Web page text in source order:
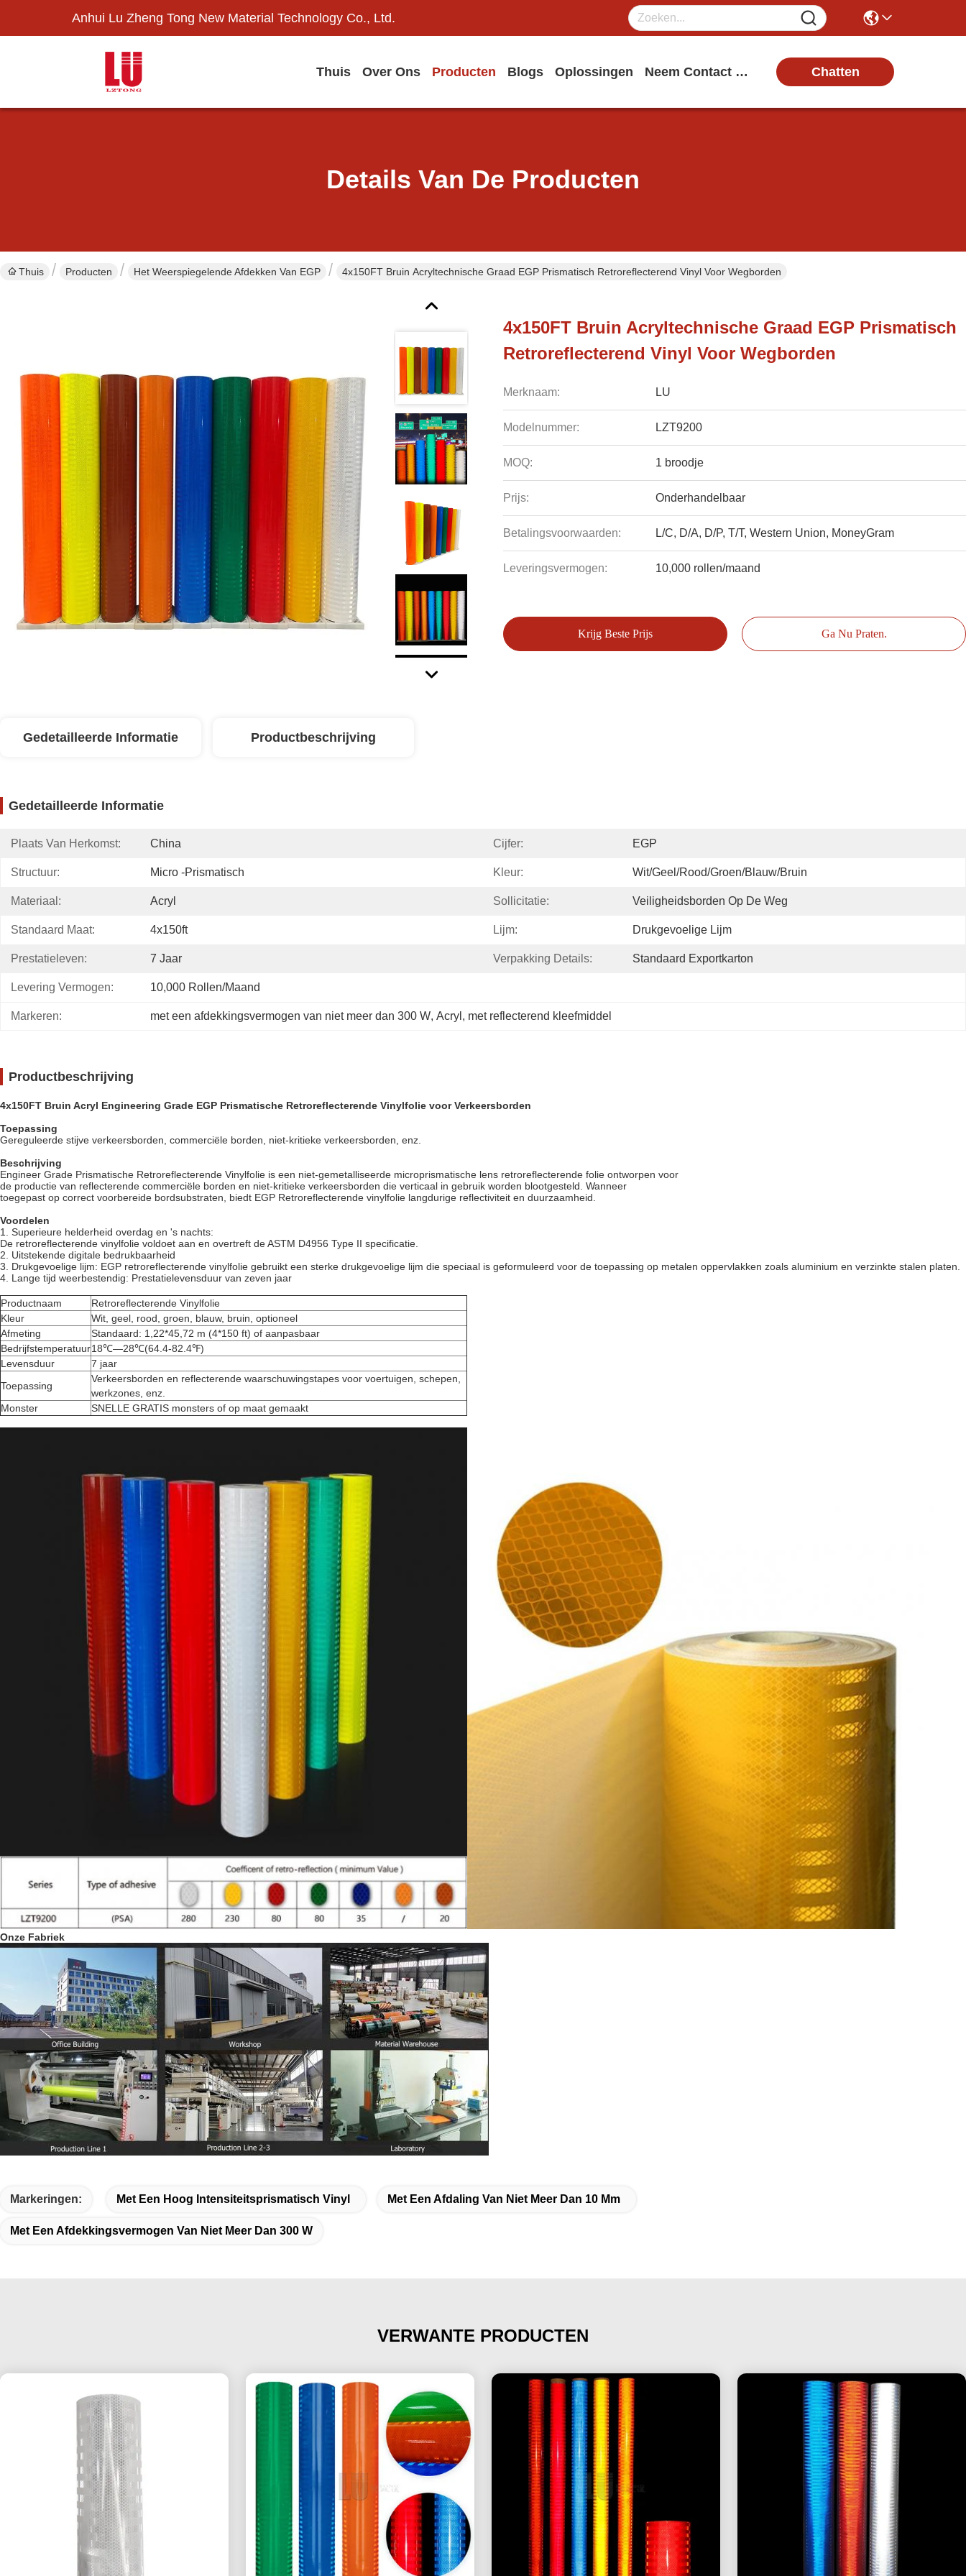
Anhui Lu Zheng Tong New Material Technology Co., Ltd.
Thuis Over Ons Producten Blogs Oplossingen Neem Contact Met Ons Op Chatten
Details Van De Producten
Thuis Producten Het Weerspiegelende Afdekken Van EGP 4x150FT Bruin Acryltechnische Graad EGP Prismatisch Retroreflecterend Vinyl Voor Wegborden
4x150FT Bruin Acryltechnische Graad EGP Prismatisch
Retroreflecterend Vinyl Voor Wegborden
Merknaam: LU
Modelnummer: LZT9200
MOQ: 1 broodje
Prijs: Onderhandelbaar
Betalingsvoorwaarden: L/C, D/A, D/P, T/T, Western Union, MoneyGram
Leveringsvermogen: 10,000 rollen/maand
Krijg Beste Prijs Ga Nu Praten.
Gedetailleerde Informatie Productbeschrijving
Gedetailleerde Informatie
Plaats Van Herkomst: China Cijfer: EGP
Structuur: Micro -prismatisch Kleur: Wit/geel/rood/groen/blauw/bruin
Materiaal: Acryl Sollicitatie: Veiligheidsborden Op De Weg
Standaard Maat: 4x150ft Lijm: Drukgevoelige Lijm
Prestatieleven: 7 Jaar Verpakking Details: Standaard Exportkarton
Levering Vermogen: 10,000 Rollen/maand
Markeren: met een afdekkingsvermogen van niet meer dan 300 W, Acryl , met reflecterend kleefmiddel
Productbeschrijving
4x150FT Bruin Acryl Engineering Grade EGP Prismatische Retroreflecterende Vinylfolie voor Verkeersborden
Toepassing
Gereguleerde stijve verkeersborden, commerciële borden, niet-kritieke verkeersborden, enz.
Beschrijving
Engineer Grade Prismatische Retroreflecterende Vinylfolie is een niet-gemetalliseerde microprismatische lens retroreflecterende folie ontworpen voor
de productie van reflecterende commerciële borden en niet-kritieke verkeersborden die verticaal in gebruik worden blootgesteld. Wanneer
toegepast op correct voorbereide bordsubstraten, biedt EGP Retroreflecterende vinylfolie langdurige reflectiviteit en duurzaamheid.
Voordelen
1. Superieure helderheid overdag en 's nachts:
De retroreflecterende vinylfolie voldoet aan en overtreft de ASTM D4956 Type II specificatie.
2. Uitstekende digitale bedrukbaarheid
3. Drukgevoelige lijm: EGP retroreflecterende vinylfolie gebruikt een sterke drukgevoelige lijm die speciaal is geformuleerd voor de toepassing op metalen oppervlakken zoals aluminium en verzinkte stalen platen.
4. Lange tijd weerbestendig: Prestatielevensduur van zeven jaar
Productnaam
Retroreflecterende Vinylfolie
Kleur
Wit, geel, rood, groen, blauw, bruin, optioneel
Afmeting
Standaard: 1,22*45,72 m (4*150 ft) of aanpasbaar
Bedrijfstemperatuur18℃—28℃(64.4-82.4℉)
Levensduur
7 jaar
Toepassing
Verkeersborden en reflecterende waarschuwingstapes voor voertuigen, schepen,
werkzones, enz.
Monster
SNELLE GRATIS monsters of op maat gemaakt
Onze Fabriek
Markeringen: Met Een Hoog Intensiteitsprismatisch Vinyl Met Een Afdaling Van Niet Meer Dan 10 Mm
Met Een Afdekkingsvermogen Van Niet Meer Dan 300 W
VERWANTE PRODUCTEN